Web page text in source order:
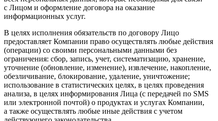
с Лицом и оформление договора на оказание
информационных услуг.
В целях исполнения обязательств по договору Лицо
предоставляет Компании право осуществлять любые действия
(операции) со своими персональными данными без
ограничения: сбор, запись, учет, систематизацию, хранение,
уточнение (обновление, изменение), извлечение, накопление,
обезличивание, блокирование, удаление, уничтожение;
использование в статистических целях, в целях проведения
анализа, в целях информирования Лица (с передачей по SMS
или электронной почтой) о продуктах и услугах Компании,
а также осуществлять любые иные действия с учетом